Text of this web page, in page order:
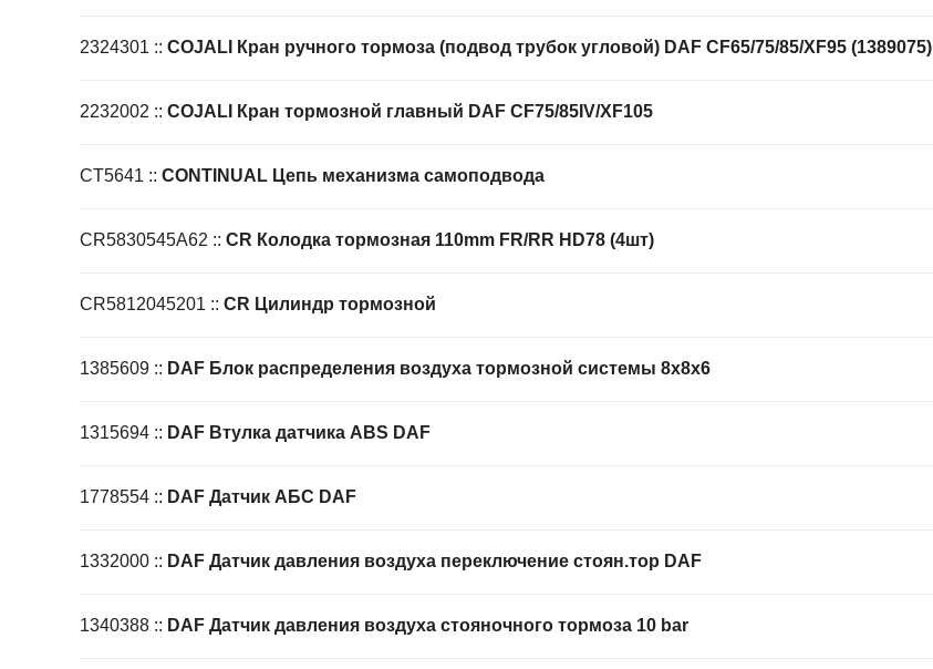
2324301 :: COJALI Кран ручного тормоза (подвод трубок угловой) DAF CF65/75/85/XF95 (1389075)
2232002 :: COJALI Кран тормозной главный DAF CF75/85IV/XF105
CT5641 :: CONTINUAL Цепь механизма самоподвода
CR5830545A62 :: CR Колодка тормозная 110mm FR/RR HD78 (4шт)
CR5812045201 :: CR Цилиндр тормозной
1385609 :: DAF Блок распределения воздуха тормозной системы 8x8x6
1315694 :: DAF Втулка датчика ABS DAF
1778554 :: DAF Датчик АБС DAF
1332000 :: DAF Датчик давления воздуха переключение стоян.тор DAF
1340388 :: DAF Датчик давления воздуха стояночного тормоза 10 bar